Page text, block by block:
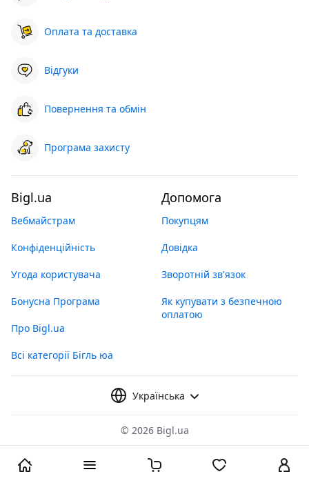
Оплата та доставка
Відгуки
Повернення та обмін
Програма захисту
Bigl.ua
Вебмайстрам
Конфіденційність
Угода користувача
Бонусна Програма
Про Bigl.ua
Всі категорії Бігль юа
Допомога
Покупцям
Довідка
Зворотній зв'язок
Як купувати з безпечною
оплатою
Українська
© 2026 Bigl.ua